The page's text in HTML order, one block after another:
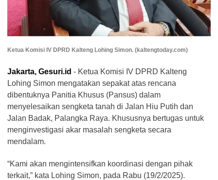
Ketua Komisi IV DPRD Kalteng Lohing Simon. (kaltengtoday.com)
Jakarta, Gesuri.id - Ketua Komisi IV DPRD Kalteng
Lohing Simon mengatakan sepakat atas rencana
dibentuknya Panitia Khusus (Pansus) dalam
menyelesaikan sengketa tanah di Jalan Hiu Putih dan
Jalan Badak, Palangka Raya. Khususnya bertugas untuk
menginvestigasi akar masalah sengketa secara
mendalam.
“Kami akan mengintensifkan koordinasi dengan pihak
terkait,” kata Lohing Simon, pada Rabu (19/2/2025).